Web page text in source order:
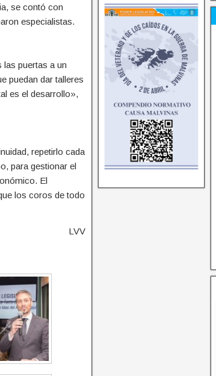
se contó con
especialistas.
puertas a un
puedan dar talleres
es el desarrollo»,
repetirlo cada
para gestionar el
El
los coros de todo
LVV